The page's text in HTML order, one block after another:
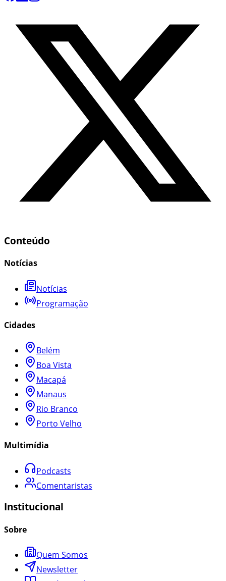
Conteúdo
Notícias
Notícias
Programação
Cidades
Belém
Boa Vista
Macapá
Manaus
Rio Branco
Porto Velho
Multimídia
Podcasts
Comentaristas
Institucional
Sobre
Quem Somos
Newsletter